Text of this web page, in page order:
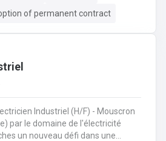
✍️ Un
of permanent contract
Industriel (H/F) - Mouscron
un nouveau défi dans une